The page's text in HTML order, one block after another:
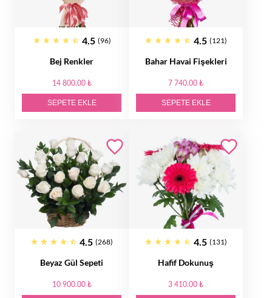
4.5 (96)
Bej Renkler
14 800.00 ₺
SEPETE EKLE
4.5 (121)
Bahar Havai Fişekleri
7 740.00 ₺
SEPETE EKLE
4.5 (268)
Beyaz Gül Sepeti
10 900.00 ₺
4.5 (131)
Hafif Dokunuş
3 410.00 ₺